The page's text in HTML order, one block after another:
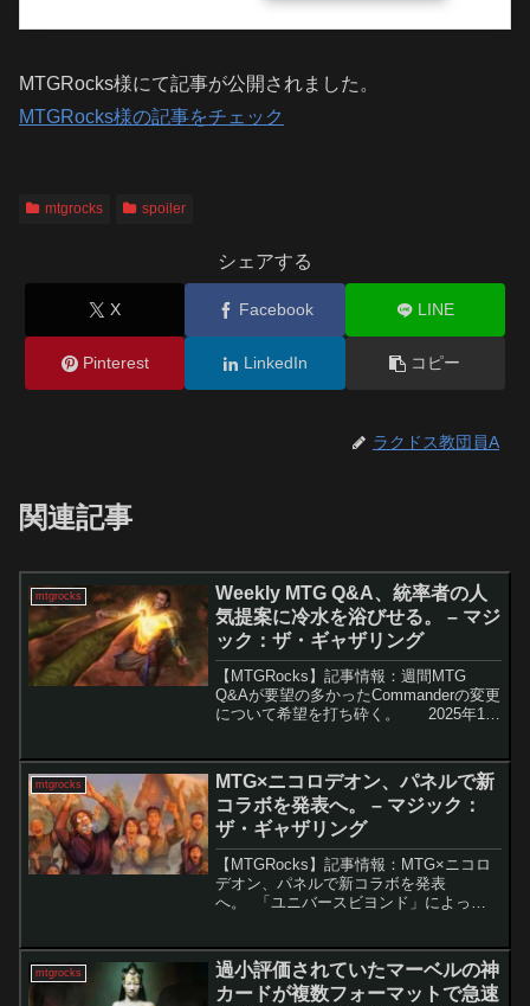
MTGRocks様にて記事が公開されました。
MTGRocks様の記事をチェック
mtgrocks spoiler
シェアする
X Facebook LINE
Pinterest LinkedIn コピー
ラクドス教団員A
関連記事
mtgrocks
Weekly MTG Q&A、統率者の人
気提案に冷水を浴びせる。 – マジ
ック：ザ・ギャザリング
【MTGRocks】記事情報：週間MTG
Q&Aが要望の多かったCommanderの変更
について希望を打ち砕く。 2025年10
プデートが発表されまし...
mtgrocks
MTG×ニコロデオン、パネルで新
コラボを発表へ。 – マジック：
ザ・ギャザリング
【MTGRocks】記事情報：MTG×ニコロ
デオン、パネルで新コラボを発表
へ。 「ユニバースビヨンド」によっ
ジ・ボブ、さらにはプレイ・ドーまで、
数々の異色コラボを展開してき...
mtgrocks
過小評価されていたマーベルの神
カードが複数フォーマットで急速